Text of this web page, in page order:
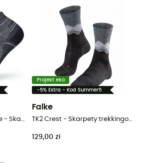
Hike Light Cushion Ankle - Skarpety trekkingowe
Projekt eko
-5% Extra - Kod Summer5
Falke
TK2 Crest - Skarpety trekkingowe meskie
129,00 zł